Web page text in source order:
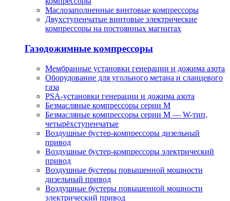
Маслозаполненные винтовые компрессоры
Двухступенчатые винтовые электрические
компрессоры на постоянных магнитах
Газодожимные компрессоры
Мембранные установки генерации и дожима азота
Оборудование для угольного метана и сланцевого
газа
PSA-установки генерации и дожима азота
Безмасляные компрессоры серии M
Безмасляные компрессоры серии M — W-тип,
четырёхступенчатые
Воздушные бустер-компрессоры дизельный
привод
Воздушные бустер-компрессоры электрический
привод
Воздушные бустеры повышенной мощности
дизельный привод
Воздушные бустеры повышенной мощности
электрический привод